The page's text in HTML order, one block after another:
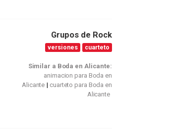
Grupos de Rock
versiones cuarteto
Similar a Boda en Alicante:
animacion para Boda en
Alicante
cuarteto para Boda en
Alicante